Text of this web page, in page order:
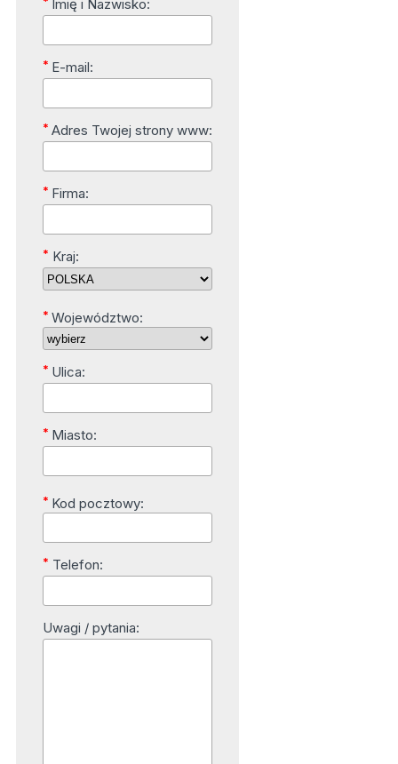
Imię i Nazwisko:
* E-mail:
* Adres Twojej strony www:
* Firma:
* Kraj:
* Województwo:
* Ulica:
* Miasto:
* Kod pocztowy:
* Telefon:
Uwagi / pytania: